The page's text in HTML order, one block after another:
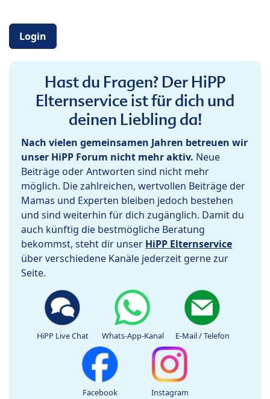
Login
Hast du Fragen? Der HiPP
Elternservice ist für dich und
deinen Liebling da!
Nach vielen gemeinsamen Jahren betreuen wir
unser HiPP Forum nicht mehr aktiv. Neue
Beiträge oder Antworten sind nicht mehr
möglich. Die zahlreichen, wertvollen Beiträge der
Mamas und Experten bleiben jedoch bestehen
und sind weiterhin für dich zugänglich. Damit du
auch künftig die bestmögliche Beratung
bekommst, steht dir unser HiPP Elternservice
über verschiedene Kanäle jederzeit gerne zur
Seite.
HiPP Live Chat Whats-App-Kanal E-Mail / Telefon
Facebook Instagram